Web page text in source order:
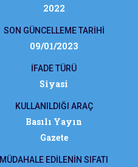
2022
SON GÜNCELLEME TARİHİ
09/01/2023
İFADE TÜRÜ
Siyasi
KULLANILDIĞI ARAÇ
Basılı Yayın
Gazete
MÜDAHALE EDİLENİN SIFATI